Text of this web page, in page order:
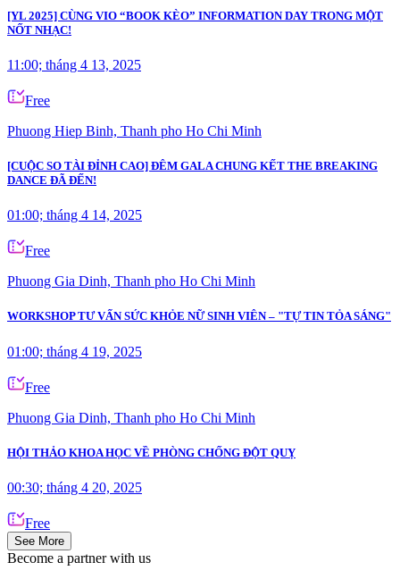
[YL 2025] CÙNG VIO “BOOK KÈO” INFORMATION DAY TRONG MỘT
NỐT NHẠC!
11:00; tháng 4 13, 2025
Free
Phuong Hiep Binh, Thanh pho Ho Chi Minh
[CUỘC SO TÀI ĐỈNH CAO] ĐÊM GALA CHUNG KẾT THE BREAKING
DANCE ĐÃ ĐẾN!
01:00; tháng 4 14, 2025
Free
Phuong Gia Dinh, Thanh pho Ho Chi Minh
WORKSHOP TƯ VẤN SỨC KHỎE NỮ SINH VIÊN – "TỰ TIN TỎA SÁNG"
01:00; tháng 4 19, 2025
Free
Phuong Gia Dinh, Thanh pho Ho Chi Minh
HỘI THẢO KHOA HỌC VỀ PHÒNG CHỐNG ĐỘT QUỴ
00:30; tháng 4 20, 2025
Free
See More
Become a partner with us